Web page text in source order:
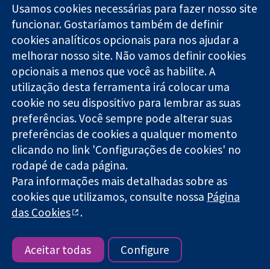
Evidências
confiáveis.
Decisões
informadas.
Melhor saúde.
11-13 Cavendish
Square
Londres
W1G 0AN
Reino Unido
Contato
Notícias
Assessoria de
imprensa
Sobre nós
Cochrane
Library
A Cochrane Collaboration é uma organização sem fins lucrativos
(caridade nº 1045921) e uma empresa limitada por garantia (nº
03044323) registrada na Inglaterra e no País de Gales.
Copyright © 2026 The Cochrane Collaboration
de cookies|Configuração de cookies
Usamos cookies necessárias para fazer nosso site
funcionar. Gostaríamos também de definir
cookies analíticos opcionais para nos ajudar a
melhorar nosso site. Não vamos definir cookies
opcionais a menos que você as habilite. A
utilização desta ferramenta irá colocar uma
cookie no seu dispositivo para lembrar as suas
preferências. Você sempre pode alterar suas
preferências de cookies a qualquer momento
clicando no link 'Configurações de cookies' no
rodapé de cada página.
Para informações mais detalhadas sobre as
cookies que utilizamos, consulte nossa Página
das Cookies
.
Aceitar todas Configure